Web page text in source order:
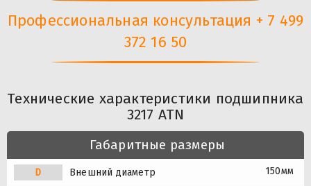
Профессиональная консультация + 7 499
372 16 50
Технические характеристики подшипника
3217 ATN
Габаритные размеры
D Внешний диаметр 150мм